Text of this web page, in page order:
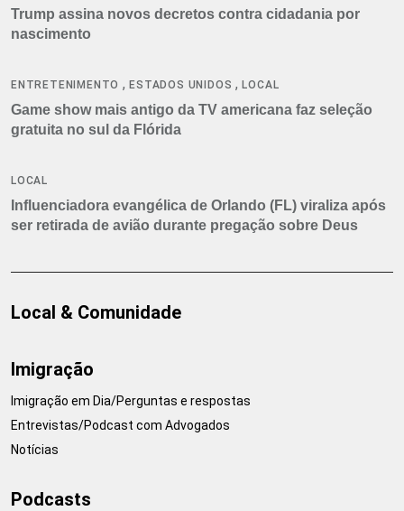
Trump assina novos decretos contra cidadania por
nascimento
ENTRETENIMENTO ,ESTADOS UNIDOS ,LOCAL
Game show mais antigo da TV americana faz seleção
gratuita no sul da Flórida
LOCAL
Influenciadora evangélica de Orlando (FL) viraliza após
ser retirada de avião durante pregação sobre Deus
Local & Comunidade
Imigração
Imigração em Dia/Perguntas e respostas
Entrevistas/Podcast com Advogados
Notícias
Podcasts